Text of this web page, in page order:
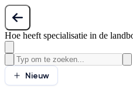
Hoe heeft specialisatie in de
Nieuw